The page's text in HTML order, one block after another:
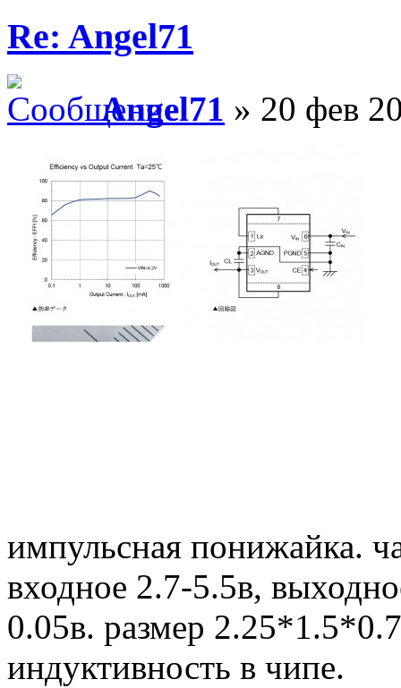
Re: Angel71
Angel71 » 20 фев
импульсная понижайка.
входное 2.7-5.5в,
0.05в. размер
индуктивность в чипе.